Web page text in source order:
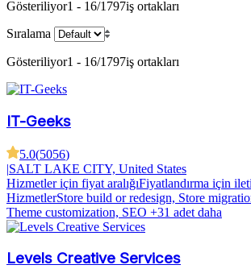
Gösteriliyor1 - 16/1797iş ortakları
Sıralama
Gösteriliyor1 - 16/1797iş ortakları
IT-Geeks
5.0(5056)
|SALT LAKE CITY, United States
Hizmetler için fiyat aralığıFiyatlandırma için
HizmetlerStore build or redesign, Store
Theme customization, SEO +31 adet daha
Levels Creative Services